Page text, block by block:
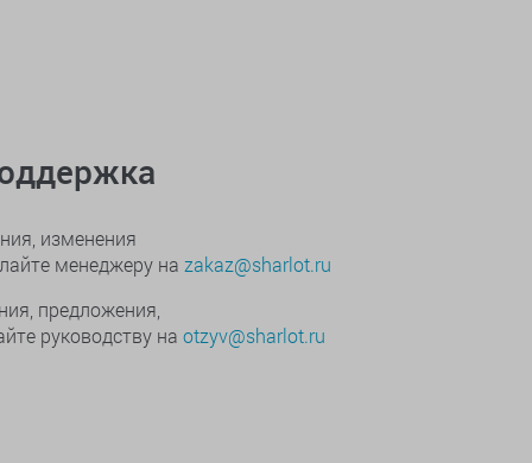
изменения
менеджеру на zakaz@sharlot.ru
предложения,
руководству на otzyv@sharlot.ru